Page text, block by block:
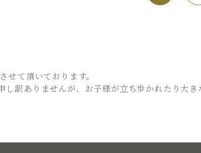
せて頂いております。
し訳ありませんが、お子様が立ち歩かれたり大